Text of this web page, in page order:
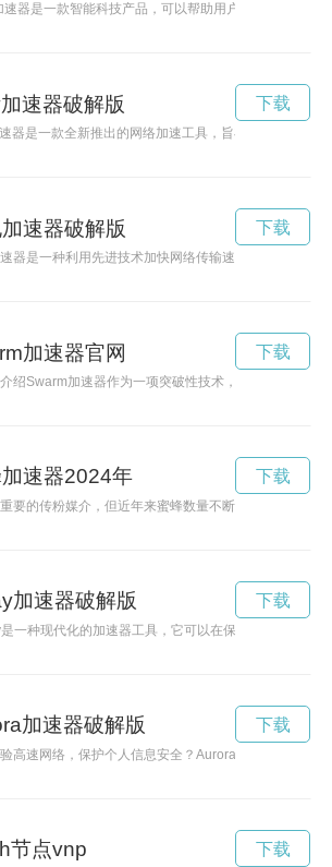
速器是一款智能科技产品，可以帮助用户提高生活效率
速器破解版
器是一款全新推出的网络加速工具，旨在提升用户的
下载
速器破解版
器是一种利用先进技术加快网络传输速度的设备，通
下载
加速器官网
绍Swarm加速器作为一项突破性技术，如何在互联网
下载
速器2024年
要的传粉媒介，但近年来蜜蜂数量不断减少，导致农
下载
加速器破解版
一种现代化的加速器工具，它可以在保护你的隐私的
下载
加速器破解版
高速网络，保护个人信息安全？Aurora加速器应该是
下载
节点vnp 下载